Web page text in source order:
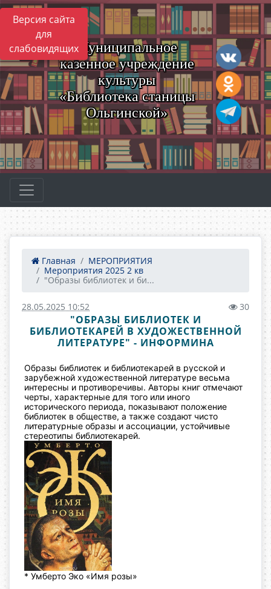
Версия сайта
для
слабовидящихМуниципальное
казенное учреждение
культуры
«Библиотека станицы
Ольгинской»
Главная
МЕРОПРИЯТИЯ
Мероприятия 2025 2 кв
"Образы библиотек и би...
28.05.2025 10:52 30
"ОБРАЗЫ БИБЛИОТЕК И
БИБЛИОТЕКАРЕЙ В ХУДОЖЕСТВЕННОЙ
ЛИТЕРАТУРЕ" - ИНФОРМИНА
Образы библиотек и библиотекарей в русской и
зарубежной художественной литературе весьма
интересны и противоречивы. Авторы книг отмечают
черты, характерные для того или иного
исторического периода, показывают положение
библиотек в обществе, а также создают чисто
литературные образы и ассоциации, устойчивые
стереотипы библиотекарей.
* Умберто Эко «Имя розы»